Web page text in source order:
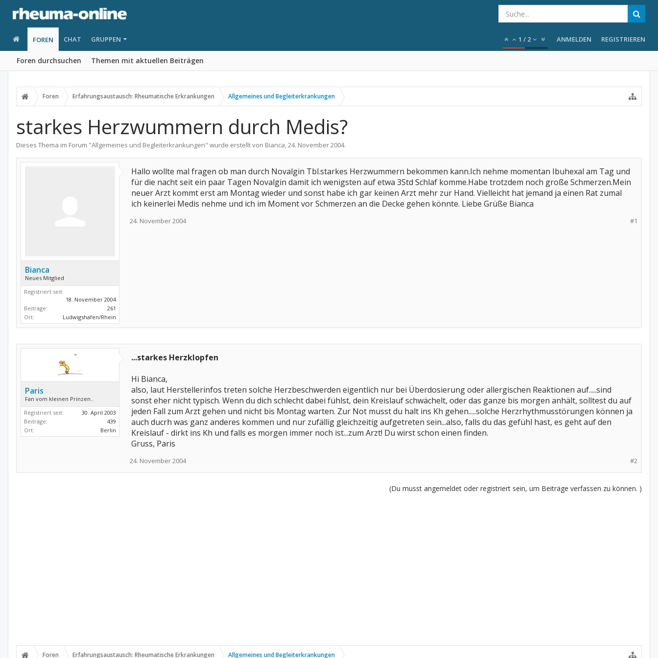
FOREN
Foren durchsuchen Themen mit aktuellen Beiträgen
CHAT GRUPPEN 1 / 2 ANMELDEN REGISTRIEREN
Foren Erfahrungsaustausch: Rheumatische Erkrankungen Allgemeines und Begleiterkrankungen
starkes Herzwummern durch Medis?
Dieses Thema im Forum "Allgemeines und Begleiterkrankungen" wurde erstellt von Bianca,24. November 2004.
Bianca
Neues Mitglied
Registriert seit:
18. November 2004
Beiträge:
261
Ort:
Ludwigshafen/Rhein
Hallo wollte mal fragen ob man durch Novalgin Tbl.starkes Herzwummern bekommen kann.Ich nehme momentan Ibuhexal am Tag und
für die nacht seit ein paar Tagen Novalgin damit ich wenigsten auf etwa 3Std Schlaf komme.Habe trotzdem noch große Schmerzen.Mein
neuer Arzt kommt erst am Montag wieder und sonst habe ich gar keinen Arzt mehr zur Hand. Vielleicht hat jemand ja einen Rat zumal
ich keinerlei Medis nehme und ich im Moment vor Schmerzen an die Decke gehen könnte. Liebe Grüße Bianca
#1
24. November 2004
Paris
Fan vom kleinen Prinzen..
Registriert seit:
30. April 2003
Beiträge:
439
Ort:
Berlin
...starkes Herzklopfen
Hi Bianca,
also, laut Herstellerinfos treten solche Herzbeschwerden eigentlich nur bei Überdosierung oder allergischen Reaktionen auf.....sind
sonst eher nicht typisch. Wenn du dich schlecht dabei fühlst, dein Kreislauf schwächelt, oder das ganze bis morgen anhält, solltest du auf
jeden Fall zum Arzt gehen und nicht bis Montag warten. Zur Not musst du halt ins Kh gehen.....solche Herzrhythmusstörungen können ja
auch ducrh was ganz anderes kommen und nur zufällig gleichzeitig aufgetreten sein...also, falls du das gefühl hast, es geht auf den
Kreislauf - dirkt ins Kh und falls es morgen immer noch ist...zum Arzt! Du wirst schon einen finden.
Gruss, Paris
#2
24. November 2004
(Du musst angemeldet oder registriert sein, um Beiträge verfassen zu können. )
Foren Erfahrungsaustausch: Rheumatische Erkrankungen Allgemeines und Begleiterkrankungen